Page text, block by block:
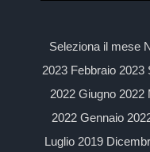
Seleziona il mese
2023 Febbraio 2023
2022 Giugno 2022
2022 Gennaio
Luglio 2019